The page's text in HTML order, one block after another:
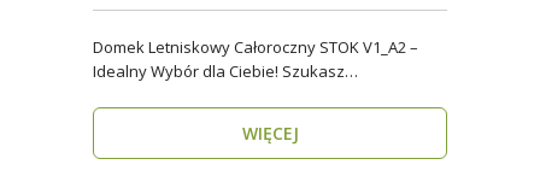
Domek Letniskowy Całoroczny STOK V1_A2 –
Idealny Wybór dla Ciebie! Szukasz
WIĘCEJ